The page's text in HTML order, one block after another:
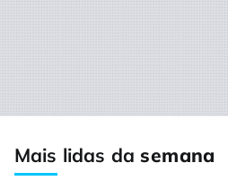
Mais lidas dasemana